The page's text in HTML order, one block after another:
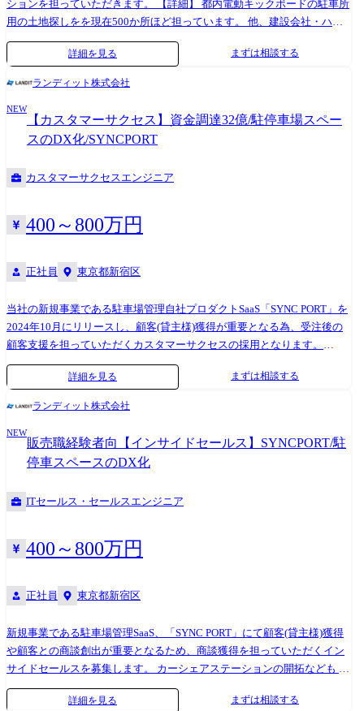
ションを担っていただきます。 【詳細】 都内電動キックボードの駐車所
用の土地探しをを現在500か所ほど担っています。 他、建設会社・ハウ
スメーカー・工務店などを対象に、工事現場付近で必要となる駐車場の
手配を代行するサービスの営業に取り組んでいただきます。 業務は大き
話/メールでのアポ取り、打合せ、見積提示・契約等 ●既存法人顧客に対
するカスタマーサクセス: 既存顧客に対するルート営業等
詳細を見る まずは相談する
ランディット株式会社
NEW
【カスタマーサクセス】資金調達32億/駐停車場スペー
スのDX化/SYNCPORT
カスタマーサクセスエンジニア
400～800万円
正社員 東京都新宿区
当社の新規事業である駐車場管理自社プロダクトSaaS「SYNC PORT」を
2024年10月にリリースし、顧客(貸主様)獲得が重要となる為、受注後の
顧客支援を担っていただくカスタマーサクセスの採用となります。
SYNC PORTを導入した顧客が、SYNC PORTを活用していく上での支援を
管理 ・受領した駐車場データの確認、修正対応 ・PARK STOCKへ掲載す
ど、既存借主の移行手続き支援を実施 ・顧客(貸主様)からの問い合わせ
対応など
詳細を見る まずは相談する
ランディット株式会社
NEW
販売職経験者向【インサイドセールス】SYNCPORT/駐
停車スペースのDX化
ITセールス・セールスエンジニア
400～800万円
正社員 東京都新宿区
新規事業である駐車場管理SaaS、「SYNC PORT」にて顧客(貸主様)獲得
や顧客との商談創出が重要となるため、商談獲得を担っていただくイン
サイドセールスを募集します。 カーシェアステーションの開拓なども ・
顧客コミュニケーションの戦略立案と実行 ・顧客とコミュニケーショ
ンを取り課題を特定し、商談調整 ・顧客からの問い合わせによる商談
詳細を見る まずは相談する